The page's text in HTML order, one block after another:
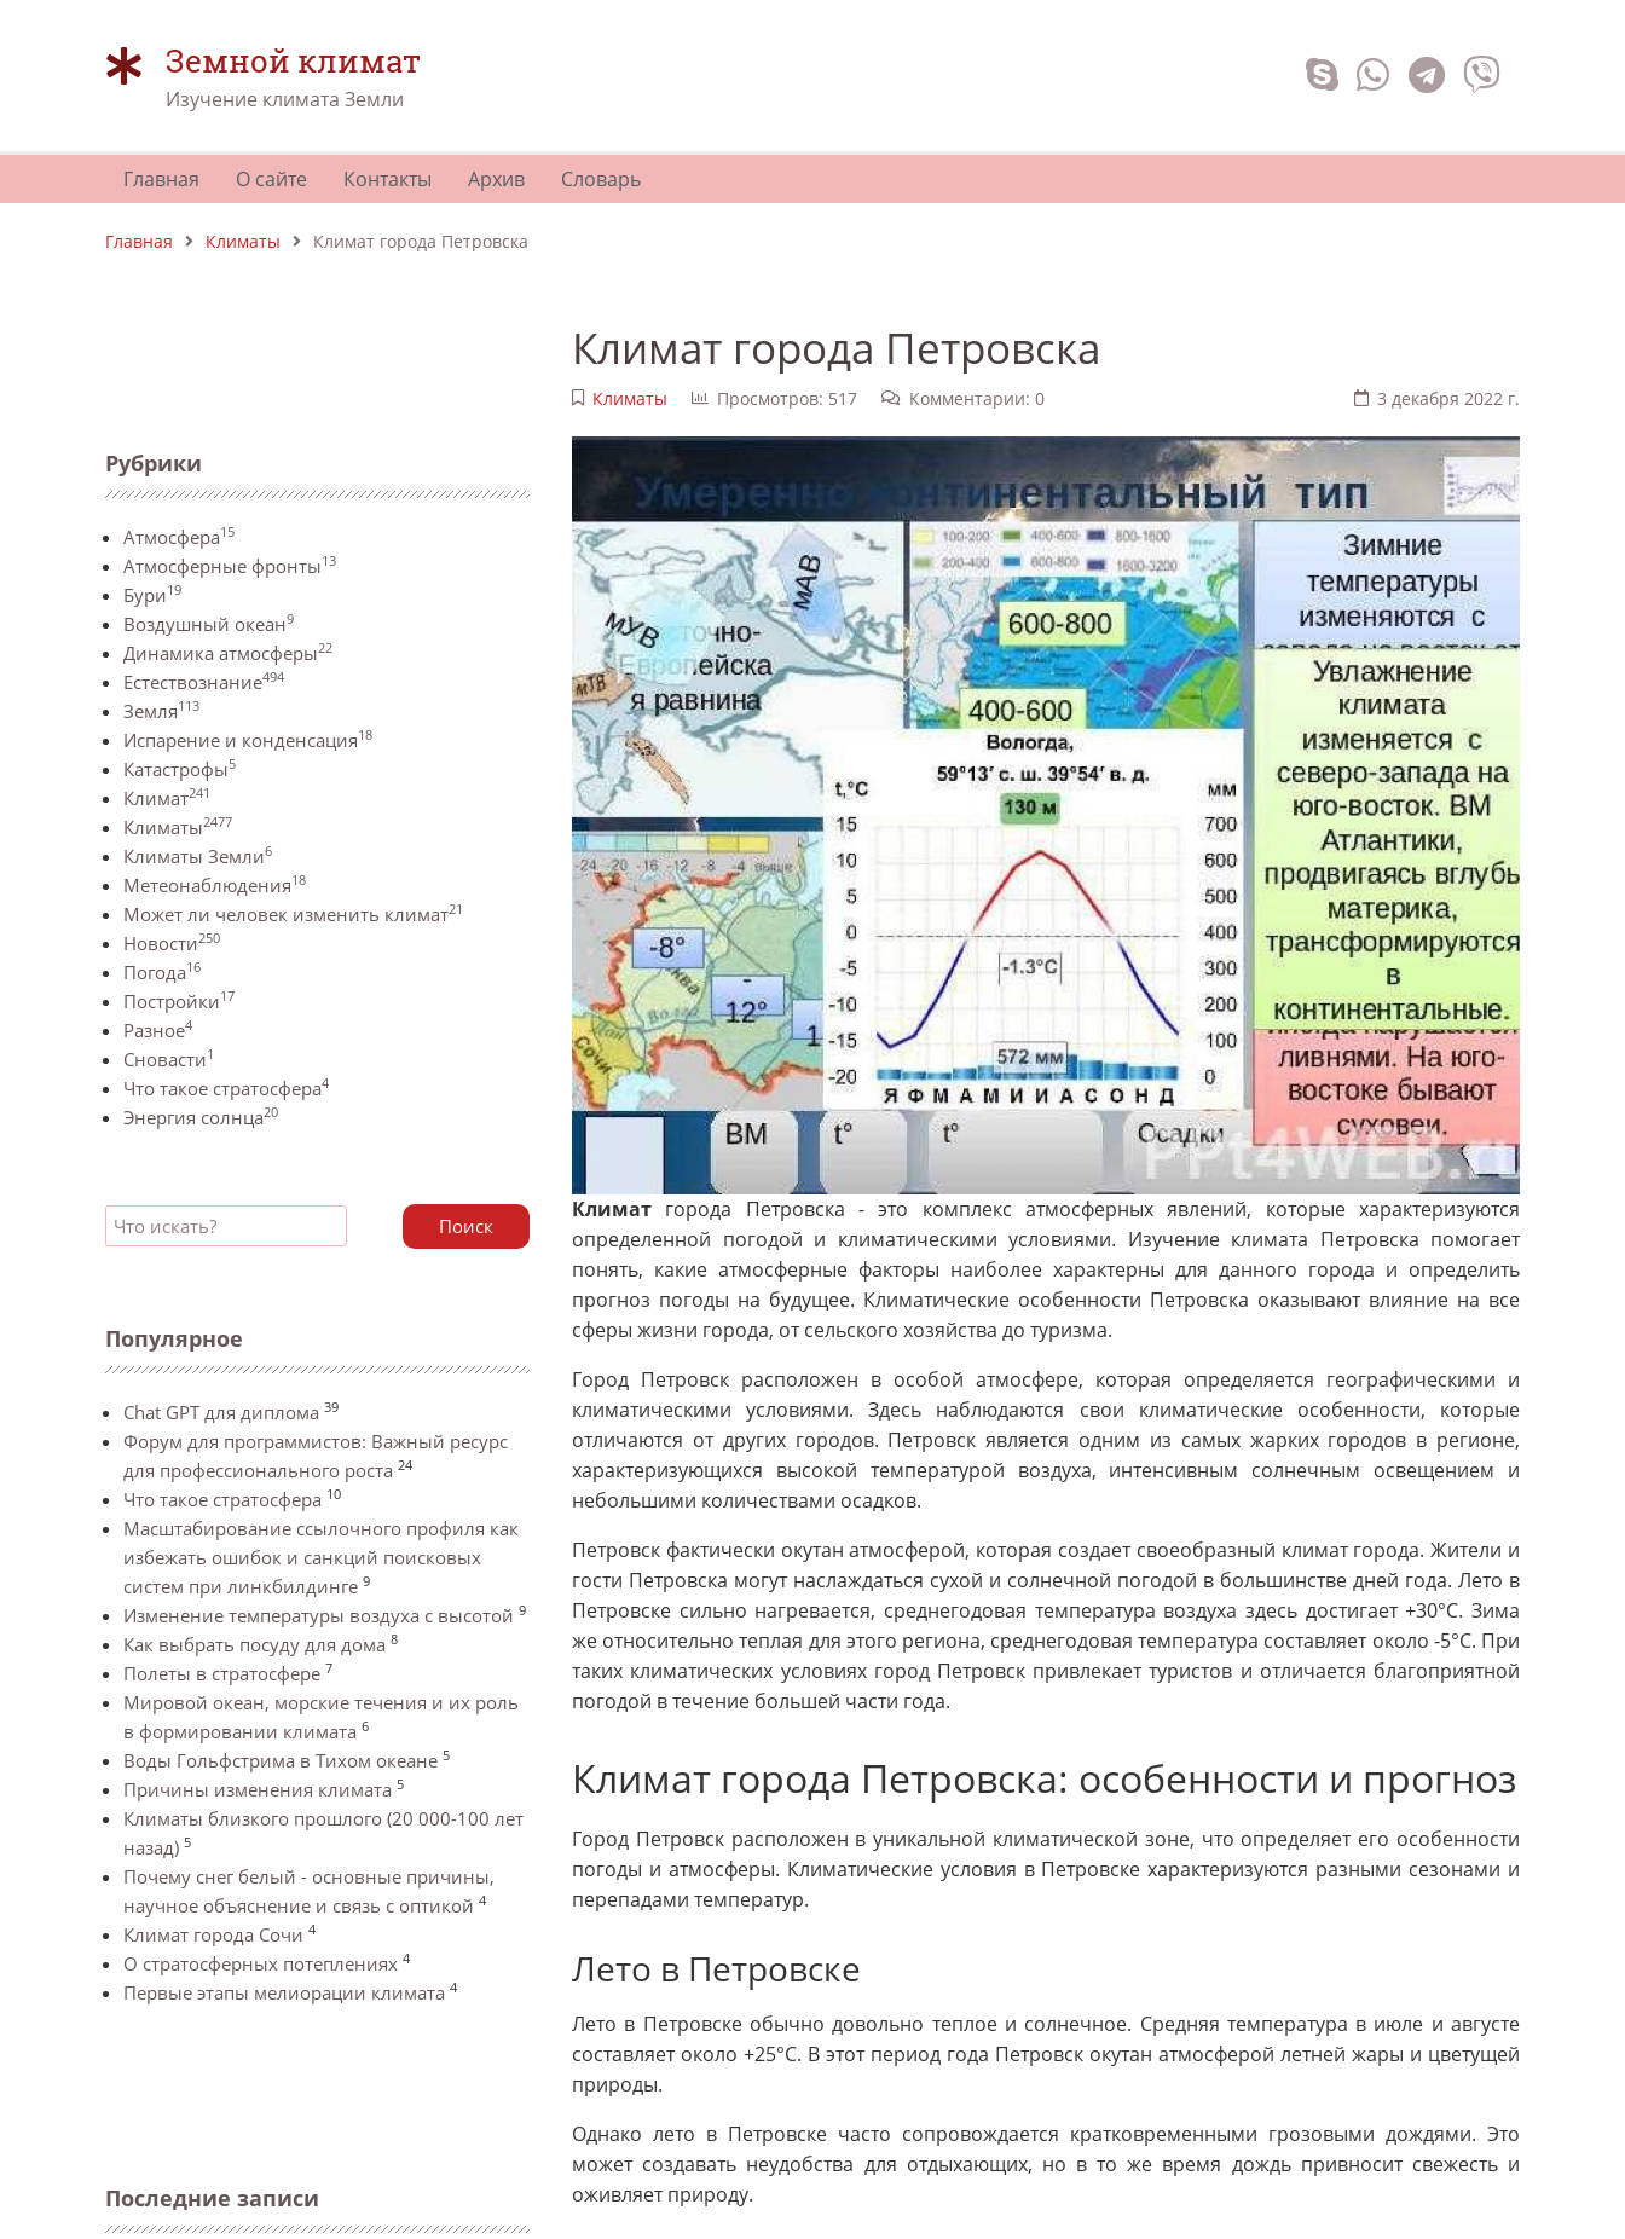
Земной климат
Изучение климата Земли
Главная О сайте Контакты Архив Словарь
Главная Климаты Климат города Петровска
Рубрики
Атмосфера15
Атмосферные фронты13
Бури19
Воздушный океан9
Динамика атмосферы22
Естествознание494
Земля113
Испарение и конденсация18
Катастрофы5
Климат241
Климаты2477
Климаты Земли6
Метеонаблюдения18
Может ли человек изменить климат21
Новости250
Погода16
Постройки17
Разное4
Сновасти1
Что такое стратосфера4
Энергия солнца20
Поиск
Популярное
Chat GPT для диплома 39
Форум для программистов: Важный ресурс
для профессионального роста 24
Что такое стратосфера 10
Масштабирование ссылочного профиля как
избежать ошибок и санкций поисковых
систем при линкбилдинге 9
Изменение температуры воздуха с высотой 9
Как выбрать посуду для дома 8
Полеты в стратосфере 7
Мировой океан, морские течения и их роль
в формировании климата 6
Воды Гольфстрима в Тихом океане 5
Причины изменения климата 5
Климаты близкого прошлого (20 000-100 лет
назад) 5
Почему снег белый - основные причины,
научное объяснение и связь с оптикой 4
Климат города Сочи 4
О стратосферных потеплениях 4
Первые этапы мелиорации климата 4
Последние записи
Климат города Петровска
Климаты Просмотров: 517 Комментарии: 0 3 декабря 2022 г.
Климат города Петровска - это комплекс атмосферных явлений, которые характеризуются
определенной погодой и климатическими условиями. Изучение климата Петровска помогает
понять, какие атмосферные факторы наиболее характерны для данного города и определить
прогноз погоды на будущее. Климатические особенности Петровска оказывают влияние на все
сферы жизни города, от сельского хозяйства до туризма.
Город Петровск расположен в особой атмосфере, которая определяется географическими и
климатическими условиями. Здесь наблюдаются свои климатические особенности, которые
отличаются от других городов. Петровск является одним из самых жарких городов в регионе,
характеризующихся высокой температурой воздуха, интенсивным солнечным освещением и
небольшими количествами осадков.
Петровск фактически окутан атмосферой, которая создает своеобразный климат города. Жители и
гости Петровска могут наслаждаться сухой и солнечной погодой в большинстве дней года. Лето в
Петровске сильно нагревается, среднегодовая температура воздуха здесь достигает +30°С. Зима
же относительно теплая для этого региона, среднегодовая температура составляет около -5°С. При
таких климатических условиях город Петровск привлекает туристов и отличается благоприятной
погодой в течение большей части года.
Климат города Петровска: особенности и прогноз
Город Петровск расположен в уникальной климатической зоне, что определяет его особенности
погоды и атмосферы. Климатические условия в Петровске характеризуются разными сезонами и
перепадами температур.
Лето в Петровске
Лето в Петровске обычно довольно теплое и солнечное. Средняя температура в июле и августе
составляет около +25°C. В этот период года Петровск окутан атмосферой летней жары и цветущей
природы.
Однако лето в Петровске часто сопровождается кратковременными грозовыми дождями. Это
может создавать неудобства для отдыхающих, но в то же время дождь привносит свежесть и
оживляет природу.